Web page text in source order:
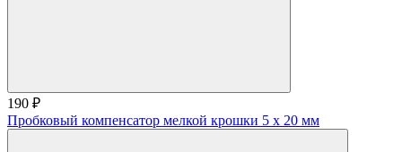
190 ₽
Пробковый компенсатор мелкой крошки 5 x 20 мм